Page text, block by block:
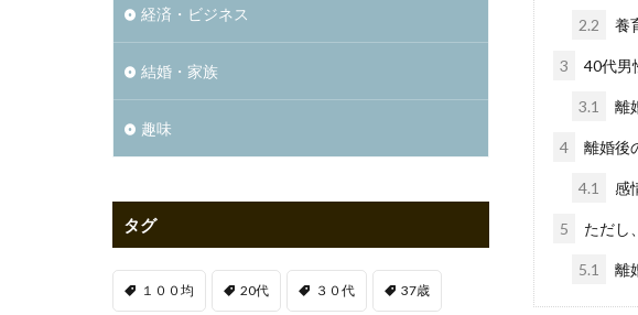
2.2 養
3 40代男
3.1 離
4 離婚後
4.1 感
5 ただし
5.1 離
経済・ビジネス
結婚・家族
趣味
タグ
１００均 20代 ３０代 37歳